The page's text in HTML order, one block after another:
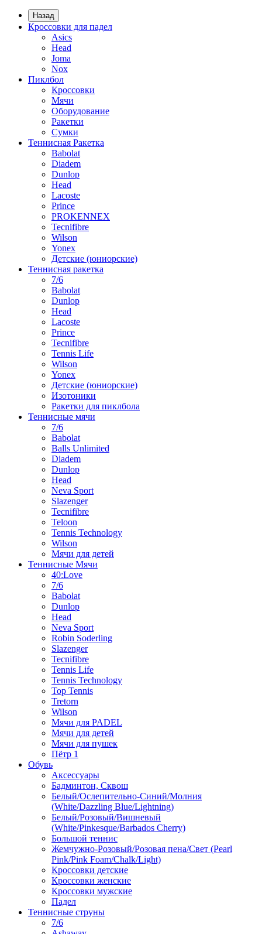
Назад
Кроссовки для падел
Asics
Head
Joma
Nox
Пиклбол
Кроссовки
Мячи
Оборудование
Ракетки
Сумки
Теннисная Ракетка
Babolat
Diadem
Dunlop
Head
Lacoste
Prince
PROKENNEX
Tecnifibre
Wilson
Yonex
Детские (юниорские)
Теннисная ракетка
7/6
Babolat
Dunlop
Head
Lacoste
Prince
Tecnifibre
Tennis Life
Wilson
Yonex
Детские (юниорские)
Изотоники
Ракетки для пиклбола
Теннисные мячи
7/6
Babolat
Balls Unlimited
Diadem
Dunlop
Head
Neva Sport
Slazenger
Tecnifibre
Teloon
Tennis Technology
Wilson
Мячи для детей
Теннисные Мячи
40:Love
7/6
Babolat
Dunlop
Head
Neva Sport
Robin Soderling
Slazenger
Tecnifibre
Tennis Life
Tennis Technology
Top Tennis
Tretorn
Wilson
Мячи для PADEL
Мячи для детей
Мячи для пушек
Пётр 1
Обувь
Аксессуары
Бадминтон, Сквош
Белый/Ослепительно-Синий/Молния
(White/Dazzling Blue/Lightning)
Белый/Розовый/Вишневый
(White/Pinkesque/Barbados Cherry)
Большой теннис
Жемчужно-Розовый/Розовая пена/Свет (Pearl
Pink/Pink Foam/Chalk/Light)
Кроссовки детские
Кроссовки женские
Кроссовки мужские
Падел
Теннисные струны
7/6